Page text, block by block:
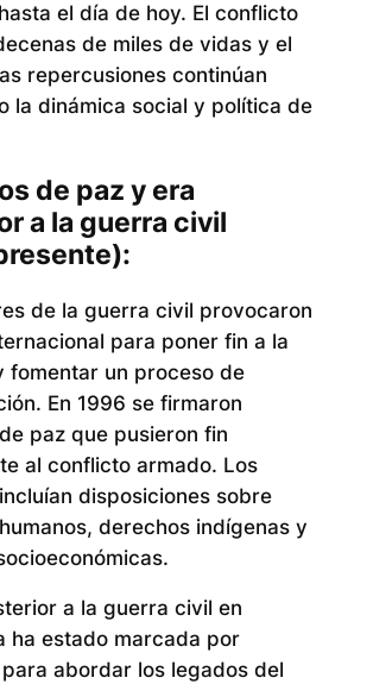
el día de hoy. El conflicto
de miles de vidas y el
repercusiones continúan
la dinámica social y política de
de paz y era
a la guerra civil
de la guerra civil provocaron
para poner fin a la
fomentar un proceso de
En 1996 se firmaron
paz que pusieron fin
al conflicto armado. Los
disposiciones sobre
derechos indígenas y
a la guerra civil en
ha estado marcada por
abordar los legados del